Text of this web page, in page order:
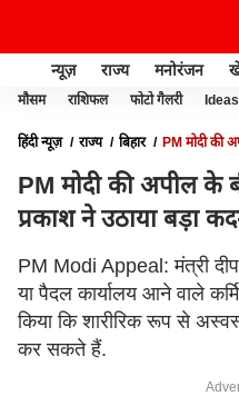
न्यूज़ राज्य मनोरंजन
मौसम राशिफल फोटो गैलरी
हिंदी न्यूज़ राज्य बिहार
PM मोदी की
PM मोदी की अपील के
प्रकाश ने उठाया बड़ा
PM Modi Appeal: मंत्री
या पैदल कार्यालय आने वाले
किया कि शारीरिक रूप से
कर सकते हैं.